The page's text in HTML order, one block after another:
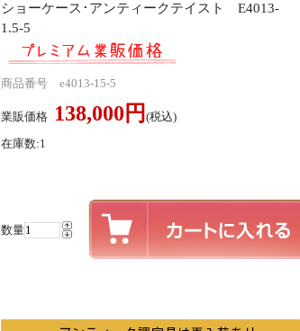
ショーケース･アンティークテイスト E4013-
1.5-5
商品番号 e4013-15-5
業販価格 138,000円 (税込)
在庫数:1
数量